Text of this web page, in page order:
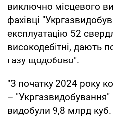
виключно місцевого
фахівці
експлуатацію 52
високодебітні, дають
газу щодобово".
"З початку 2024 року
–
видобули 9,8 млрд